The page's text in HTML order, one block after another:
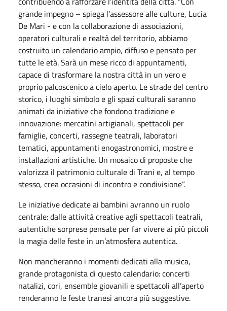
grande impegno – spiega l’assessore alle culture, Lucia
De Mari - e con la collaborazione di associazioni,
operatori culturali e realtà del territorio, abbiamo
costruito un calendario ampio, diffuso e pensato per
tutte le età. Sarà un mese ricco di appuntamenti,
capace di trasformare la nostra città in un vero e
proprio palcoscenico a cielo aperto. Le strade del centro
storico, i luoghi simbolo e gli spazi culturali saranno
animati da iniziative che fondono tradizione e
innovazione: mercatini artigianali, spettacoli per
famiglie, concerti, rassegne teatrali, laboratori
tematici, appuntamenti enogastronomici, mostre e
installazioni artistiche. Un mosaico di proposte che
valorizza il patrimonio culturale di Trani e, al tempo
stesso, crea occasioni di incontro e condivisione”.
Le iniziative dedicate ai bambini avranno un ruolo
centrale: dalle attività creative agli spettacoli teatrali,
autentiche sorprese pensate per far vivere ai più piccoli
la magia delle feste in un’atmosfera autentica.
Non mancheranno i momenti dedicati alla musica,
grande protagonista di questo calendario: concerti
natalizi, cori, ensemble giovanili e spettacoli all’aperto
renderanno le feste tranesi ancora più suggestive.